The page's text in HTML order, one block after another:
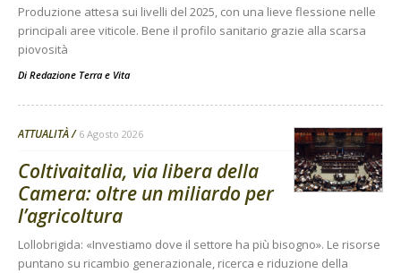
Produzione attesa sui livelli del 2025, con una lieve flessione nelle
principali aree viticole. Bene il profilo sanitario grazie alla scarsa
piovosità
Di Redazione Terra e Vita
ATTUALITÀ 6 Agosto 2026
Coltivaitalia, via libera della
Camera: oltre un miliardo per
l’agricoltura
Lollobrigida: «Investiamo dove il settore ha più bisogno». Le risorse
puntano su ricambio generazionale, ricerca e riduzione della